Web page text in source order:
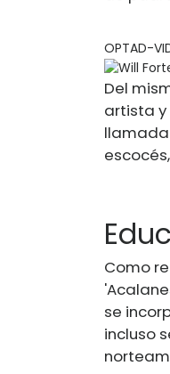
OPTAD-
Del
artista y
llamada
Como
se
incluso